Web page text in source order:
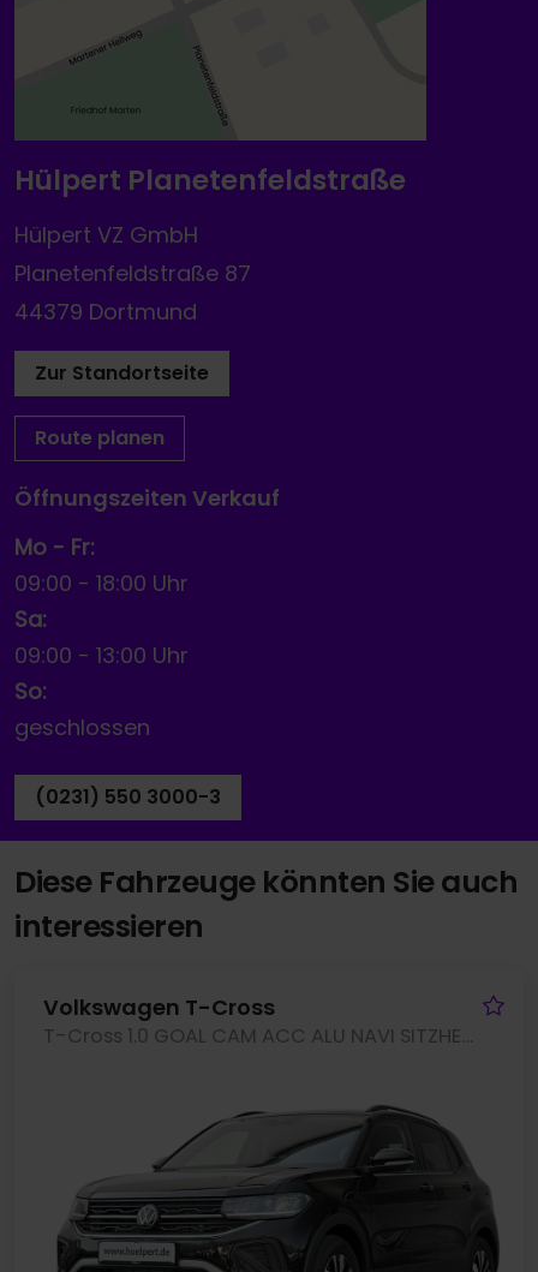
Hülpert Planetenfeldstraße
Hülpert VZ GmbH
Planetenfeldstraße 87
44379 Dortmund
Zur Standortseite
Route planen
Öffnungszeiten Verkauf
Mo - Fr:
09:00 - 18:00 Uhr
Sa:
09:00 - 13:00 Uhr
So:
geschlossen
(0231) 550 3000-3
Diese Fahrzeuge könnten Sie auch
interessieren
Volkswagen T-Cross
T-Cross 1.0 GOAL CAM ACC ALU NAVI SITZHEIZUNG